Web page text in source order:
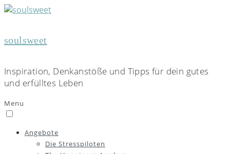
soulsweet
Inspiration, Denkanstöße und Tipps für dein gutes
und erfülltes Leben
Menu
Angebote
Die Stresspiloten